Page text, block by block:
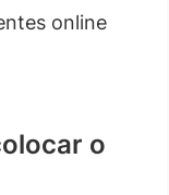
online
o